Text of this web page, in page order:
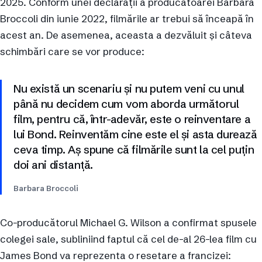
Broccoli din iunie 2022, filmările ar trebui să înceapă în
acest an. De asemenea, aceasta a dezvăluit și câteva
schimbări care se vor produce:
Nu există un scenariu și nu putem veni cu unul
până nu decidem cum vom aborda următorul
film, pentru că, într-adevăr, este o reinventare a
lui Bond. Reinventăm cine este el și asta durează
ceva timp. Aș spune că filmările sunt la cel puțin
doi ani distanță.
Barbara Broccoli
Co-producătorul Michael G. Wilson a confirmat spusele
colegei sale, subliniind faptul că cel de-al 26-lea film cu
James Bond va reprezenta o resetare a francizei: